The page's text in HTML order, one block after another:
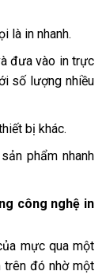
là in nhanh.
đưa vào in trực
số lượng nhiều
bị khác.
phẩm nhanh
công nghệ in
mực qua một
đó nhờ một